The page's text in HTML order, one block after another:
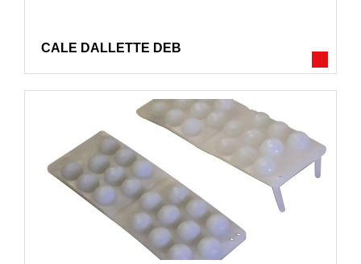
CALE DALLETTE DEB